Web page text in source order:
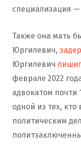
специализация —
Также она мать
Юргилевич,
Юргилевич
феврале 2022
адвокатом почти
одной из тех,
политическим